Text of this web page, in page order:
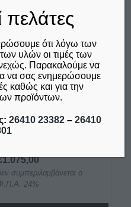
ΣΑΛΑΤΩΝ
FAGOR
1.075,00
συμπεριλαμβάνεται ο
24%
πελάτες
ότι λόγω των
υλών οι τιμές των
Παρακαλούμε να
να σας ενημερώσουμε
καθώς και για την
προϊόντων.
26410 23382 – 26410